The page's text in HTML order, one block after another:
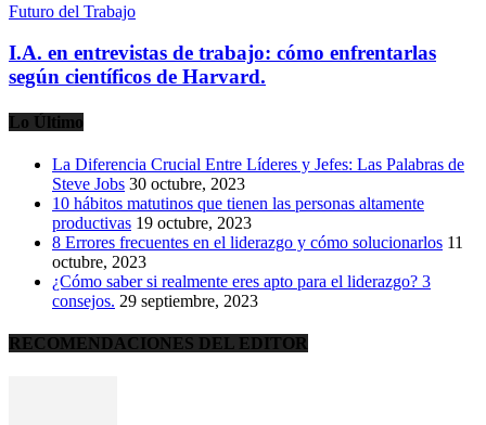
Futuro del Trabajo
I.A. en entrevistas de trabajo: cómo enfrentarlas
según científicos de Harvard.
Lo Último
La Diferencia Crucial Entre Líderes y Jefes: Las Palabras de
Steve Jobs 30 octubre, 2023
10 hábitos matutinos que tienen las personas altamente
productivas 19 octubre, 2023
8 Errores frecuentes en el liderazgo y cómo solucionarlos 11
octubre, 2023
¿Cómo saber si realmente eres apto para el liderazgo? 3
consejos. 29 septiembre, 2023
RECOMENDACIONES DEL EDITOR